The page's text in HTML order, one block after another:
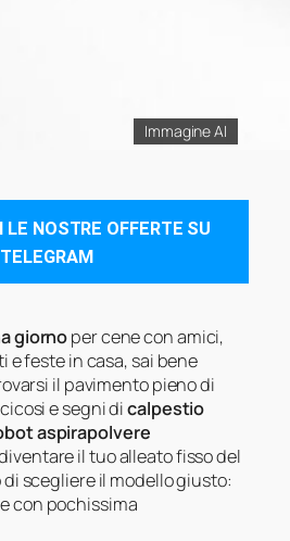
Immagine AI
LE NOSTRE OFFERTE SU
TELEGRAM
giornoper cene con amici,
e feste in casa, sai bene
il pavimento pieno di
e segni dicalpestio
aspirapolvere
il tuo alleato fisso del
scegliere il modello giusto:
con pochissima